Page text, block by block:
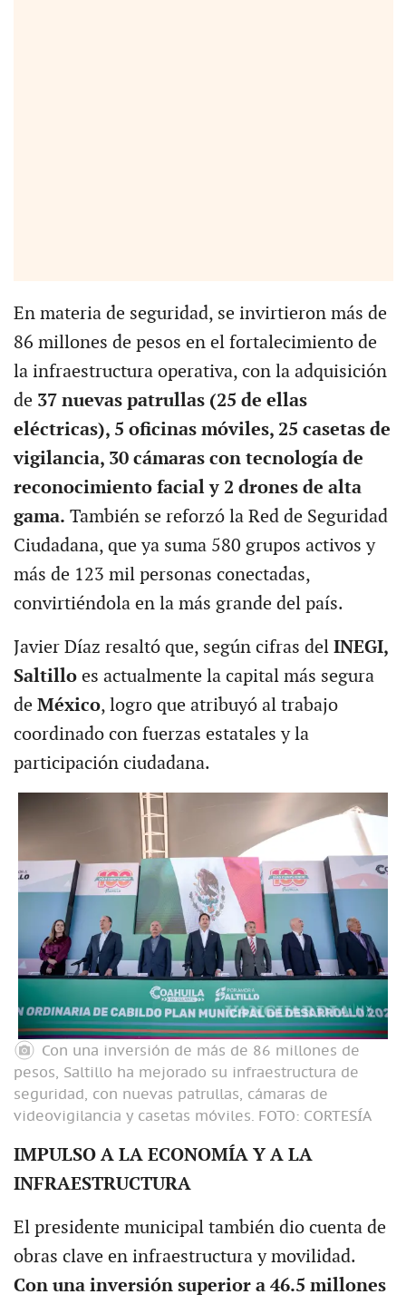
En materia de seguridad, se invirtieron más de
86 millones de pesos en el fortalecimiento de
la infraestructura operativa, con la adquisición
de37 nuevas patrullas (25 de ellas
eléctricas), 5 oficinas móviles, 25 casetas de
vigilancia, 30 cámaras con tecnología de
reconocimiento facial y 2 drones de alta
gama. También se reforzó la Red de Seguridad
Ciudadana, que ya suma 580 grupos activos y
más de 123 mil personas conectadas,
convirtiéndola en la más grande del país.
Javier Díaz resaltó que, según cifras del INEGI,
Saltilloes actualmente la capital más segura
de México, logro que atribuyó al trabajo
coordinado con fuerzas estatales y la
participación ciudadana.
Con una inversión de más de 86 millones de
pesos, Saltillo ha mejorado su infraestructura de
seguridad, con nuevas patrullas, cámaras de
videovigilancia y casetas móviles. FOTO: CORTESÍA
IMPULSO A LA ECONOMÍA Y A LA
INFRAESTRUCTURA
El presidente municipal también dio cuenta de
obras clave en infraestructura y movilidad.
Con una inversión superior a 46.5 millones